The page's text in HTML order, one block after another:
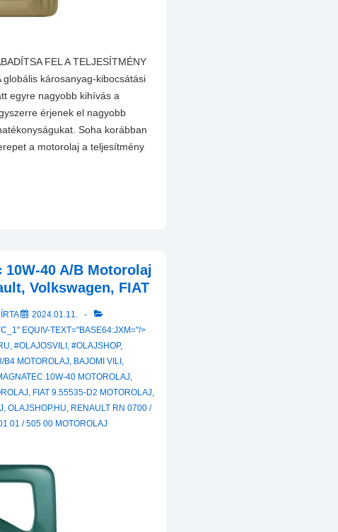
FEL A TELJESÍTMÉNY
globális károsanyag-kibocsátási
egyre nagyobb kihívás a
érjenek el nagyobb
Soha korábban
a motorolaj a teljesítmény
40 A/B Motorolaj
Volkswagen, FIAT
ÍRTA
2024.01.11.
EQUIV-TEXT="BASE64:JXM="/>
, #OLAJOSVILI , #OLAJSHOP,
B4 MOTOROLAJ, BAJOMI VILI ,
10W-40 MOTOROLAJ,
, FIAT 9.55535-D2 MOTOROLAJ,
, OLAJSHOP.HU, RENAULT RN 0700 /
01 / 505 00 MOTOROLAJ